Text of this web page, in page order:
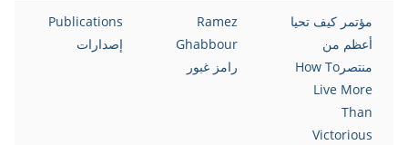
مؤتمر كيف تحيا
أعظم من
منتصرHow To
Live More
Than
Victorious
Ramez
Ghabbour
رامز غبور
Publications
إصدارات